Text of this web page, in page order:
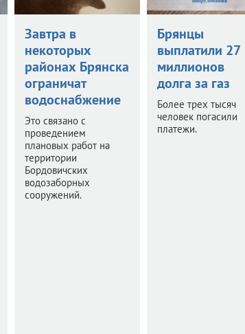
Завтра в
некоторых
районах Брянска
ограничат
водоснабжение
Это связано с
проведением
плановых работ на
территории
Бордовичских
водозаборных
сооружений.
Брянцы
выплатили 27
миллионов
долга за газ
Более трех тысяч
человек погасили
платежи.